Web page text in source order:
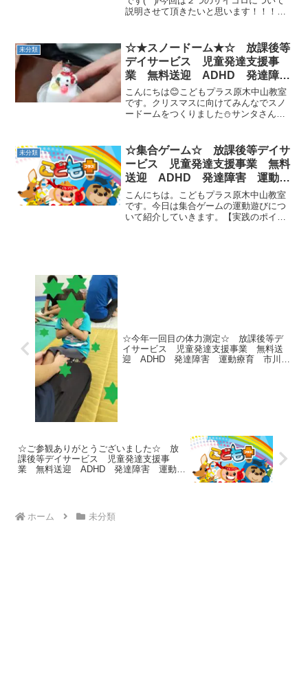
説明させて頂きたいと思います！！！
物の運動を行います！！！次に【筋トレ
サイコロ】名前に通り...
未分類
☆★スノードーム★☆ 放課後等
デイサービス 児童発達支援事
業 無料送迎 ADHD 発達障
害 運動療育 市川市 船橋市
こんにちは😊こどもプラス原木中山教室
です。クリスマスに向けてみんなでスノ
ードームをつくりました⛄サンタさんか
た👏
未分類
☆集合ゲーム☆ 放課後等デイサ
ービス 児童発達支援事業 無料
送迎 ADHD 発達障害 運動療
育 市川市 船橋市
こんにちは。こどもプラス原木中山教室
です。今日は集合ゲームの運動遊びにつ
いて紹介していきます。【実践のポイン
☆今年一回目の体力測定☆ 放課後等デ
イサービス 児童発達支援事業 無料送
迎 ADHD 発達障害 運動療育 市川
☆ご参観ありがとうございました☆ 放
課後等デイサービス 児童発達支援事
業 無料送迎 ADHD 発達障害 運動療
ホーム 未分類